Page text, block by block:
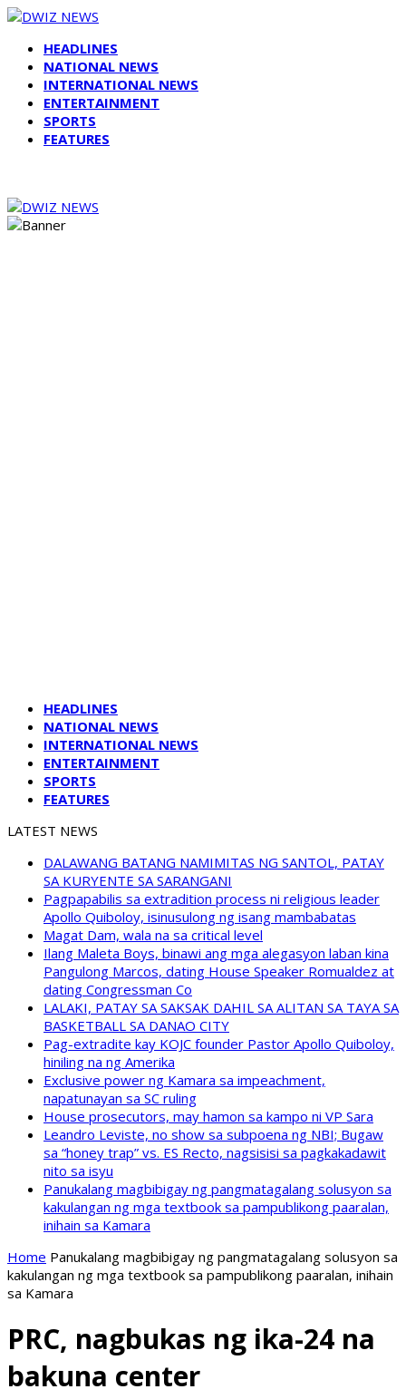
HEADLINES
NATIONAL NEWS
INTERNATIONAL NEWS
ENTERTAINMENT
SPORTS
FEATURES
HEADLINES
NATIONAL NEWS
INTERNATIONAL NEWS
ENTERTAINMENT
SPORTS
FEATURES
LATEST NEWS
DALAWANG BATANG NAMIMITAS NG SANTOL, PATAY
SA KURYENTE SA SARANGANI
Pagpapabilis sa extradition process ni religious leader
Apollo Quiboloy, isinusulong ng isang mambabatas
Magat Dam, wala na sa critical level
Ilang Maleta Boys, binawi ang mga alegasyon laban kina
Pangulong Marcos, dating House Speaker Romualdez at
dating Congressman Co
LALAKI, PATAY SA SAKSAK DAHIL SA ALITAN SA TAYA SA
BASKETBALL SA DANAO CITY
Pag-extradite kay KOJC founder Pastor Apollo Quiboloy,
hiniling na ng Amerika
Exclusive power ng Kamara sa impeachment,
napatunayan sa SC ruling
House prosecutors, may hamon sa kampo ni VP Sara
Leandro Leviste, no show sa subpoena ng NBI; Bugaw
sa “honey trap” vs. ES Recto, nagsisisi sa pagkakadawit
nito sa isyu
Panukalang magbibigay ng pangmatagalang solusyon sa
kakulangan ng mga textbook sa pampublikong paaralan,
inihain sa Kamara
Home Panukalang magbibigay ng pangmatagalang solusyon sa
kakulangan ng mga textbook sa pampublikong paaralan, inihain
sa Kamara
PRC, nagbukas ng ika-24 na
bakuna center